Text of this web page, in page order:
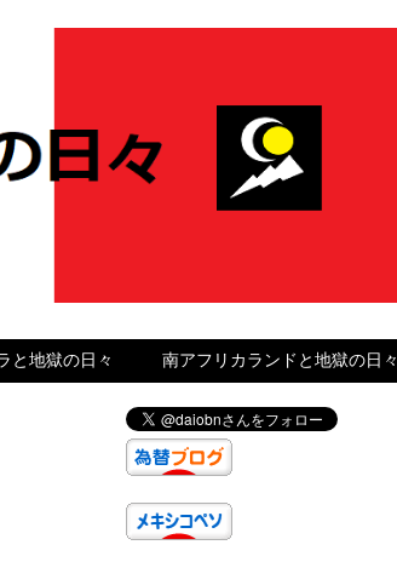
と地獄の日々 南アフリカランドと地獄の日々